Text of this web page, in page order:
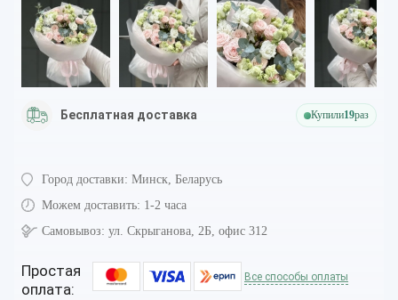
Бесплатная доставка Купили19раз
Город доставки: Минск, Беларусь
Можем доставить: 1-2 часа
Самовывоз: ул. Скрыганова, 2Б, офис 312
Простая
оплата:
Все способы оплаты